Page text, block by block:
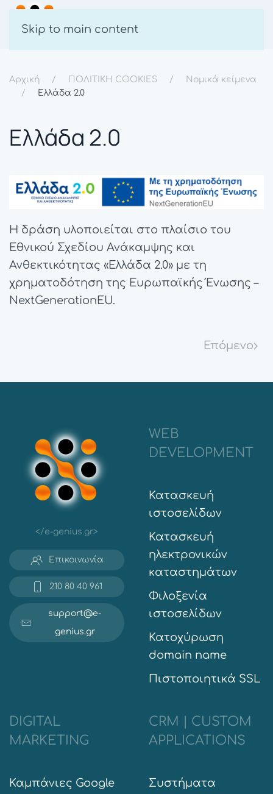
Skip to main content
Αρχική ΠΟΛΙΤΙΚΗ COOKIES
Νομικά κείμενα
Ελλάδα 2.0
Ελλάδα 2.0
Η δράση υλοποιείται στο πλαίσιο του
Εθνικού Σχεδίου Ανάκαμψης και
Ανθεκτικότητας «Ελλάδα 2.0» με τη
χρηματοδότηση της Ευρωπαϊκής Ένωσης –
NextGenerationEU.
Επόμενο
</e-genius.gr>
Επικοινωνία
210 80 40 961
support@e-
genius.gr
WEB
DEVELOPMENT
Κατασκευή
ιστοσελίδων
Κατασκευή
ηλεκτρονικών
καταστημάτων
Φιλοξενία
ιστοσελίδων
Κατοχύρωση
domain name
Πιστοποιητικά SSL
DIGITAL
MARKETING
Καμπάνιες Google
CRM | CUSTOM
APPLICATIONS
Συστήματα